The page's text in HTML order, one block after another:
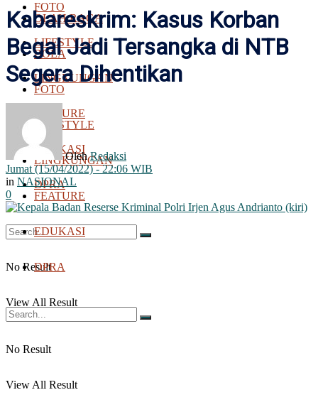
FOTO
LIFESTYLE
LINGKUNGAN
FEATURE
EDUKASI
DPRA
No Result
View All Result
OLAH RAGA
BOLA
FOTO
LIFESTYLE
LINGKUNGAN
FEATURE
EDUKASI
DPRA
No Result
View All Result
Kabareskrim: Kasus Korban
Begal Jadi Tersangka di NTB
Segera Dihentikan
Oleh Redaksi
Jumat (15/04/2022) - 22:06 WIB
in NASIONAL
0